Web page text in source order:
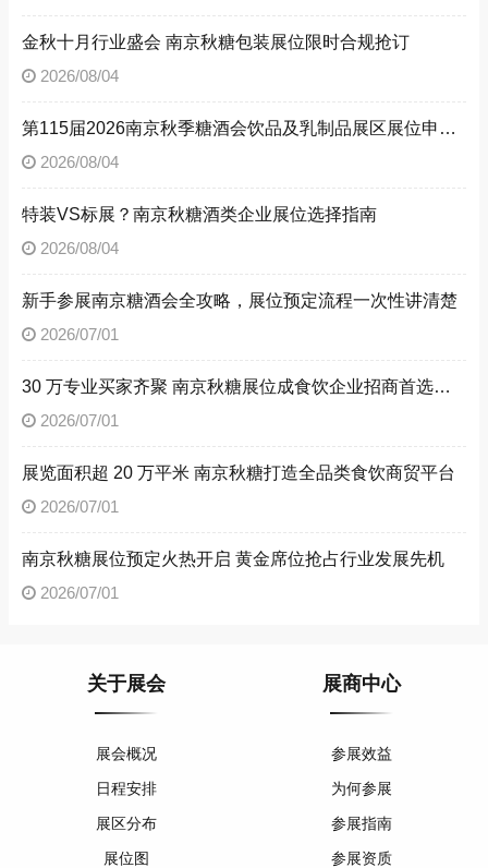
金秋十月行业盛会 南京秋糖包装展位限时合规抢订
2026/08/04
第115届2026南京秋季糖酒会饮品及乳制品展区展位申请技巧
2026/08/04
特装VS标展？南京秋糖酒类企业展位选择指南
2026/08/04
新手参展南京糖酒会全攻略，展位预定流程一次性讲清楚
2026/07/01
30 万专业买家齐聚 南京秋糖展位成食饮企业招商首选阵地
2026/07/01
展览面积超 20 万平米 南京秋糖打造全品类食饮商贸平台
2026/07/01
南京秋糖展位预定火热开启 黄金席位抢占行业发展先机
2026/07/01
关于展会
展会概况
日程安排
展区分布
展位图
展商中心
参展效益
为何参展
参展指南
参展资质